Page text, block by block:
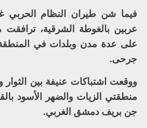
فيما شن طيران النظام الحربي
عربين بالغوطة الشرقية،
على عدة مدن وبلدات في
جرحى.
ووقعت اشتباكات عنيفة بين
منطقتي الزيات والضهر الأسود
جن بريف دمشق الغربي.